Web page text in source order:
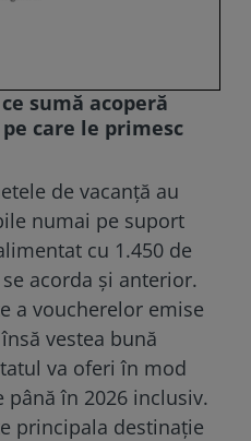
sumă acoperă
care le primesc
de vacanță au
numai pe suport
cu 1.450 de
acorda și anterior.
a voucherelor emise
vestea bună
va oferi în mod
până în 2026 inclusiv.
principala destinație